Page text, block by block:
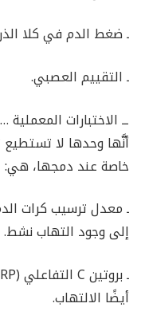
ـ ضغط الدم في كلا
ـ التقييم العصبي.
ــ الاختبارات
أنَّها وحدها لا تستطيع
خاصة عند دمجها، هي:
إلى وجود التهاب نشط.
أيضًا الالتهاب.